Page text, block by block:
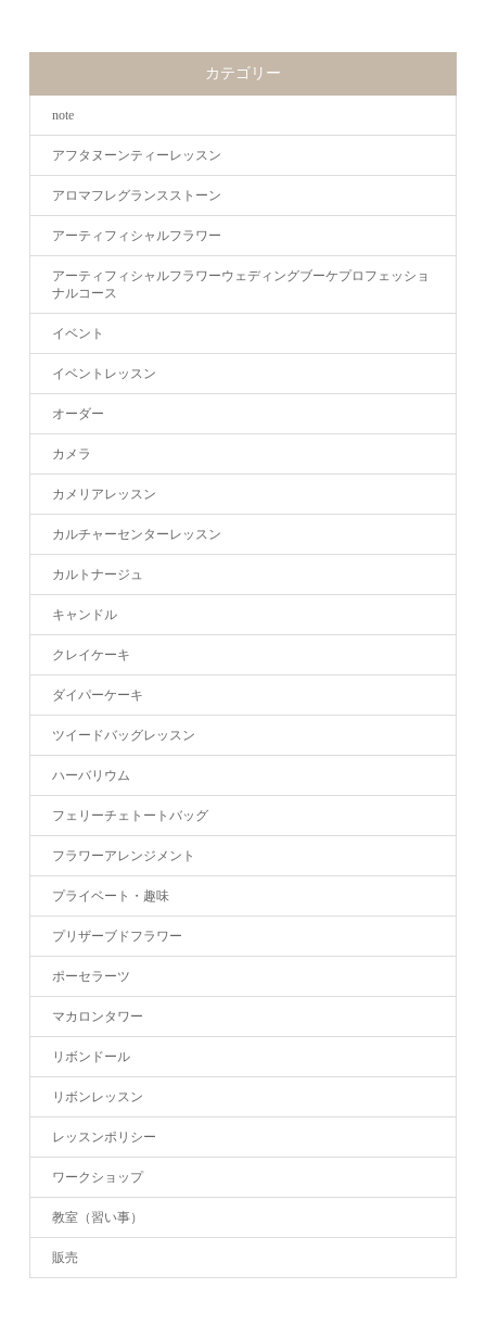
カテゴリー
note
アフタヌーンティーレッスン
アロマフレグランスストーン
アーティフィシャルフラワー
アーティフィシャルフラワーウェディングブーケプロフェッショ
ナルコース
イベント
イベントレッスン
オーダー
カメラ
カメリアレッスン
カルチャーセンターレッスン
カルトナージュ
キャンドル
クレイケーキ
ダイパーケーキ
ツイードバッグレッスン
ハーバリウム
フェリーチェトートバッグ
フラワーアレンジメント
プライベート・趣味
プリザーブドフラワー
ポーセラーツ
マカロンタワー
リボンドール
リボンレッスン
レッスンポリシー
ワークショップ
教室（習い事）
販売